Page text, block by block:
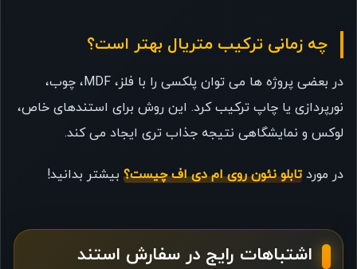
چه زمانی ترکیب متریال بهتر است؟
در بعضی پروژه ها می توان پلکسی را با فلز، MDF، چوب،
نورپردازی یا چاپ ترکیب کرد. این روش برای استندهای خاص،
لوکس و نمایشگاهی نتیجه جذاب تری ایجاد می کند.
در موردتابلو نئون روی ام دی اف چیست؟ بیشتر بدانید!
اشتباهات رایج در سفارش استند